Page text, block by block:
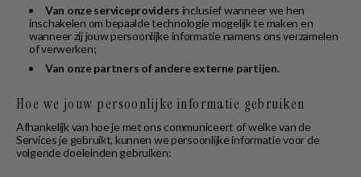
Van onze serviceproviders inclusief wanneer we hen
inschakelen om bepaalde technologie mogelijk te maken en
wanneer zij jouw persoonlijke informatie namens ons verzamelen
of verwerken;
Van onze partners of andere externe partijen.
Hoe we jouw persoonlijke informatie gebruiken
Afhankelijk van hoe je met ons communiceert of welke van de
Services je gebruikt, kunnen we persoonlijke informatie voor de
volgende doeleinden gebruiken: